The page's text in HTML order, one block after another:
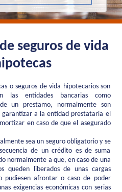
seguros de vida
o seguros de vida hipotecarios son
las entidades bancarias como
un prestamo, normalmente son
a la entidad prestataria el
en caso de que el asegurado
sea un seguro obligatorio y se
de un crédito es de suma
normalmente a que, en caso de una
queden liberados de unas cargas
pudiesen afrontar o caso de poder
exigencias económicas con serias